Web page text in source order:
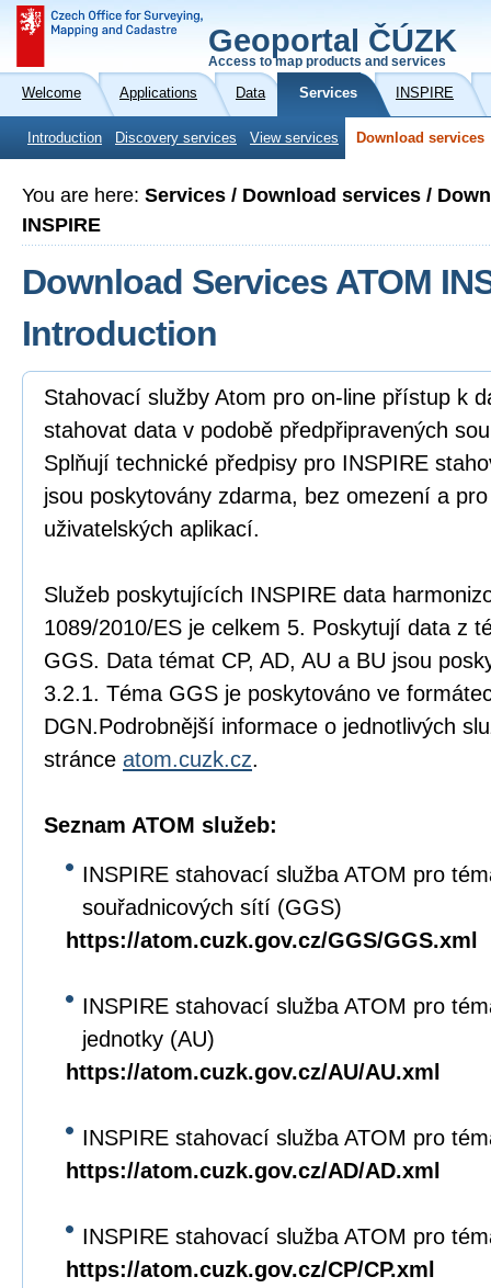
Geoportal ČÚZK
Access to map products and services
Welcome Applications Data Services INSPIRE
Introduction Discovery services View services Download services
You are here: Services / Download services /
INSPIRE
Download Services ATOM
Introduction
Stahovací služby Atom pro on-line přístup k
stahovat data v podobě předpřipravených
Splňují technické předpisy pro INSPIRE
jsou poskytovány zdarma, bez omezení a
uživatelských aplikací.
Služeb poskytujících INSPIRE data
1089/2010/ES je celkem 5. Poskytují data z
GGS. Data témat CP, AD, AU a BU jsou
3.2.1. Téma GGS je poskytováno ve
DGN.Podrobnější informace o jednotlivých
stránce atom.cuzk.cz.
Seznam ATOM služeb:
INSPIRE stahovací služba ATOM pro
souřadnicových sítí (GGS)
https://atom.cuzk.gov.cz/GGS/GGS.xml
INSPIRE stahovací služba ATOM pro
jednotky (AU)
https://atom.cuzk.gov.cz/AU/AU.xml
INSPIRE stahovací služba ATOM pro
https://atom.cuzk.gov.cz/AD/AD.xml
INSPIRE stahovací služba ATOM pro
https://atom.cuzk.gov.cz/CP/CP.xml